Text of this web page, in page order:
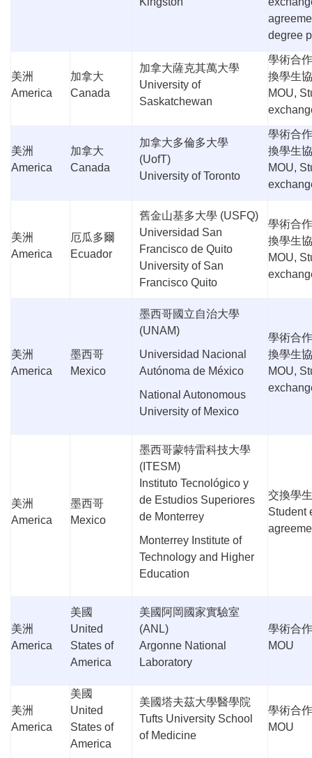
degree
美洲
America
加拿大
Canada
加拿大薩克其萬大學
University of
Saskatchewan
學術合
換學生
MOU,
美洲
America
加拿大
Canada
加拿大多倫多大學
(UofT)
University of Toronto
學術合
換學生
MOU,
美洲
America
厄瓜多爾
Ecuador
舊金山基多大學 (USFQ)
Universidad San
Francisco de Quito
University of San
Francisco Quito
學術合
換學生
MOU,
美洲
America
墨西哥
Mexico
墨西哥國立自治大學
(UNAM)
Universidad Nacional
Autónoma de México
National Autonomous
University of Mexico
學術合
換學生
MOU,
美洲
America
墨西哥
Mexico
墨西哥蒙特雷科技大學
(ITESM)
Instituto Tecnológico y
de Estudios Superiores
de Monterrey
Monterrey Institute of
Technology and Higher
Education
交換學
Student
美洲
America
美國
United
States of
America
美國阿岡國家實驗室
(ANL)
Argonne National
Laboratory
學術合
MOU
美洲
America
美國
United
States of
America
美國塔夫茲大學醫學院
Tufts University School
of Medicine
學術合
MOU